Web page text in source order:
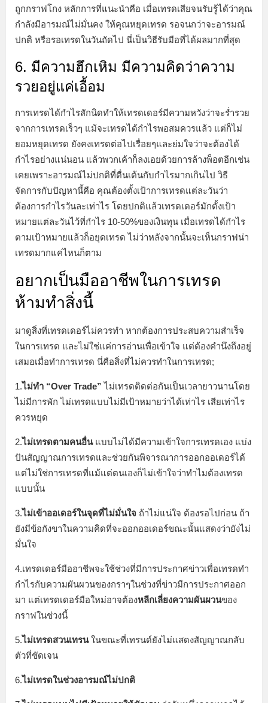
ถูกกราฟโกง หลักการที่แนะนำคือ เมื่อเทรดเสียจนรับรู้ได้ว่าคุณ
กำลังมีอารมณ์ไม่มั่นคง ให้คุณหยุดเทรด รอจนกว่าจะอารมณ์
ปกติ หรือรอเทรดในวันถัดไป นี่เป็นวิธีรับมือที่ได้ผลมากที่สุด
6. มีความฮึกเหิม มีความคิดว่าความ
รวยอยู่แค่เอื้อม
การเทรดได้กำไรสักนิดทำให้เทรดเดอร์มีความหวังว่าจะร่ำรวย
จากการเทรดเร็วๆ แม้จะเทรดได้กำไรพอสมควรแล้ว แต่ก็ไม่
ยอมหยุดเทรด ยังคงเทรดต่อไปเรื่อยๆและย่มใจว่าจะต้องได้
กำไรอย่างแน่นอน แล้วพวกเค้าก็ลงเอยด้วยการล้างพ็อตอีกเช่น
เคยเพราะอารมณ์ไม่ปกติที่ตื่นเต้นกับกำไรมากเกินไป วิธี
จัดการกับปัญหานี้คือ คุณต้องตั้งเป้าการเทรดแต่ละวันว่า
ต้องการกำไรวันละเท่าไร โดยปกติแล้วเทรดเดอร์มักตั้งเป้า
หมายแต่ละวันไว้ที่กำไร 10-50%ของเงินทุน เมื่อเทรดได้กำไร
ตามเป้าหมายแล้วก็อยุดเทรด ไม่ว่าหลังจากนั้นจะเห็นกราฟน่า
เทรดมากแค่ไหนก็ตาม
อยากเป็นมืออาชีพในการเทรด
ห้ามทำสิ่งนี้
มาดูสิ่งที่เทรดเดอร์ไม่ควรทำ หากต้องการประสบความสำเร็จ
ในการเทรด และไม่ใช่แค่การอ่านเพื่อเข้าใจ แต่ต้องคำนึงถึงอยู่
เสมอเมื่อทำการเทรด นี่คือสิ่งที่ไม่ควรทำในการเทรด;
1.ไม่ทำ “Over Trade” ไม่เทรดติดต่อกันเป็นเวลายาวนานโดย
ไม่มีการพัก ไม่เทรดแบบไม่มีเป้าหมายว่าได้เท่าไร เสียเท่าไร
ควรหยุด
2.ไม่เทรดตามคนอื่นแบบไม่ได้มีความเข้าใจการเทรดเอง แบ่ง
ปันสัญญาณการเทรดและช่วยกันพิจารณาการออกออเดอร์ได้
แต่ไม่ใช่การเทรดที่แม้แต่ตนเองก็ไม่เข้าใจว่าทำไมต้องเทรด
แบบนั้น
3.ไม่เข้าออเดอร์ในจุดที่ไม่มั่นใจ ถ้าไม่แน่ใจ ต้องรอไปก่อน ถ้า
ยังมีข้อกังขาในความคิดที่จะออกออเดอร์ขณะนั้นแสดงว่ายังไม่
มั่นใจ
4.เทรดเดอร์มืออาชีพจะใช้ช่วงที่มีการประกาศข่าวเพื่อเทรดทำ
กำไรกับความผันผวนของกราๆในช่วงที่ข่าวมีการประกาศออก
มา แต่เทรดเดอร์มือใหม่อาจต้องหลีกเลี่ยงความผันผวนของ
กราฟในช่วงนี้
5.ไม่เทรดสวนเทรนในขณะที่เทรนด์ยังไม่แสดงสัญญาณกลับ
ตัวที่ชัดเจน
6.ไม่เทรดในช่วงอารมณ์ไม่ปกติ